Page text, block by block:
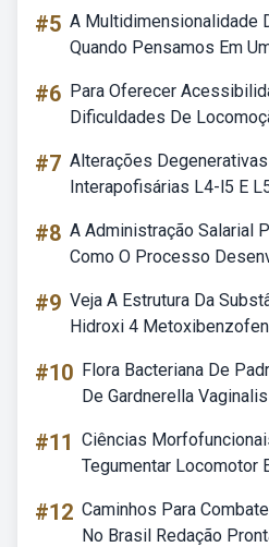
#5 A Multidimensionalidade
Quando Pensamos Em
#6 Para Oferecer
Dificuldades De
#7 Alterações
Interapofisárias L4-l5 E
#8 A Administração Salarial
Como O Processo
#9 Veja A Estrutura Da
Hidroxi 4
#10 Flora Bacteriana De
De Gardnerella Vaginalis
#11 Ciências
Tegumentar Locomotor
#12 Caminhos Para
No Brasil Redação